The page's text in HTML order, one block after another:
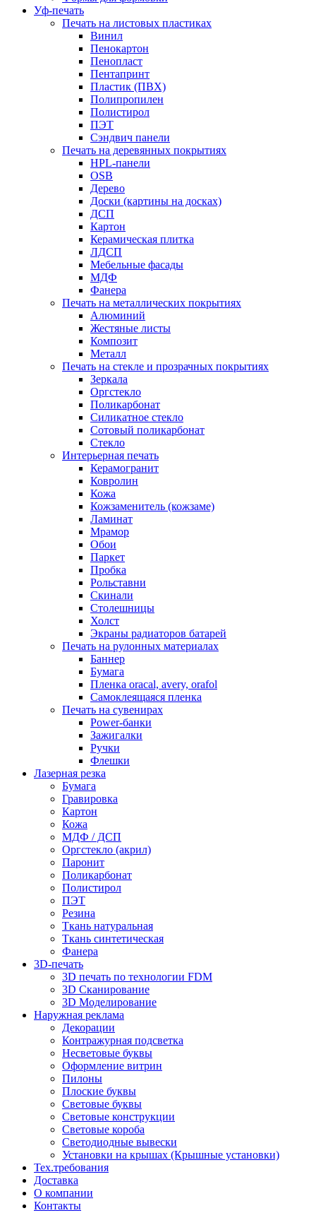
Уф-печать
Печать на листовых пластиках
Винил
Пенокартон
Пенопласт
Пентапринт
Пластик (ПВХ)
Полипропилен
Полистирол
ПЭТ
Сэндвич панели
Печать на деревянных покрытиях
HPL-панели
OSB
Дерево
Доски (картины на досках)
ДСП
Картон
Керамическая плитка
ЛДСП
Мебельные фасады
МДФ
Фанера
Печать на металлических покрытиях
Алюминий
Жестяные листы
Композит
Металл
Печать на стекле и прозрачных покрытиях
Зеркала
Оргстекло
Поликарбонат
Силикатное стекло
Сотовый поликарбонат
Стекло
Интерьерная печать
Керамогранит
Ковролин
Кожа
Кожзаменитель (кожзаме)
Ламинат
Мрамор
Обои
Паркет
Пробка
Рольставни
Скинали
Столешницы
Холст
Экраны радиаторов батарей
Печать на рулонных материалах
Баннер
Бумага
Пленка oracal, avery, orafol
Самоклеящаяся пленка
Печать на сувенирах
Power-банки
Зажигалки
Ручки
Флешки
Лазерная резка
Бумага
Гравировка
Картон
Кожа
МДФ / ДСП
Оргстекло (акрил)
Паронит
Поликарбонат
Полистирол
ПЭТ
Резина
Ткань натуральная
Ткань синтетическая
Фанера
3D-печать
3D печать по технологии FDM
3D Сканирование
3D Моделирование
Наружная реклама
Декорации
Контражурная подсветка
Несветовые буквы
Оформление витрин
Пилоны
Плоские буквы
Световые буквы
Световые конструкции
Световые короба
Светодиодные вывески
Установки на крышах (Крышные установки)
Тех.требования
Доставка
О компании
Контакты